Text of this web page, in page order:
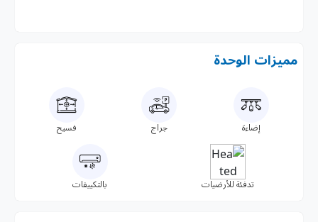
مميزات الوحدة
إضاءة جراج فسيح
تدفئة للأرضيات بالتكييفات